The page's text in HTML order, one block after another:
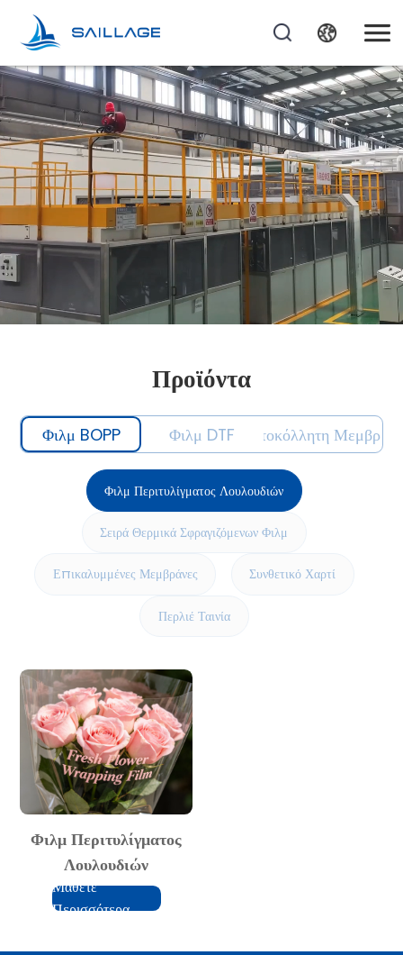
Προϊόντα
Φιλμ BOPP Φιλμ DTF Αυτοκόλλητη Μεμβράνη
Φιλμ Περιτυλίγματος Λουλουδιών
Σειρά Θερμικά Σφραγιζόμενων Φιλμ
Επικαλυμμένες Μεμβράνες Συνθετικό Χαρτί
Περλιέ Ταινία
Φιλμ Περιτυλίγματος
Λουλουδιών
Μάθετε
Περισσότερα